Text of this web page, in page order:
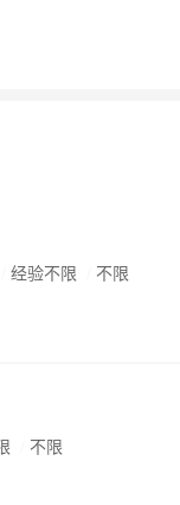
经验不限 不限
不限